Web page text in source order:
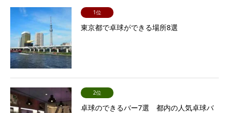
1位
東京都で卓球ができる場所8選
2位
卓球のできるバー7選 都内の人気卓球バ